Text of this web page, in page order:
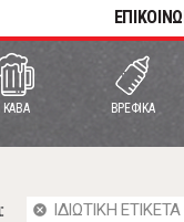
ΚΑΒΑ ΒΡΕΦΙΚΑ
cancel ΙΔΙΩΤΙΚΗ ΕΤΙΚΕΤΑ